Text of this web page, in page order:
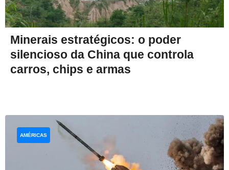
Minerais estratégicos: o poder
silencioso da China que controla
carros, chips e armas
AMÉRICAS